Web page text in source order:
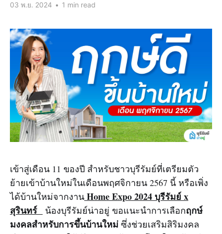
03 พ.ย. 2024 • 1 min read
เข้าสู่เดือน 11 ของปี สำหรับชาวบุรีรัมย์ที่เตรียมตัว
ย้ายเข้าบ้านใหม่ในเดือนพฤศจิกายน 2567 นี้ หรือเพิ่ง
ได้บ้านใหม่จากงาน Home Expo 2024 บุรีรัมย์ x
สุรินทร์
น้องบุรีรัมย์น่าอยู่ ขอแนะนำการเลือกฤกษ์
มงคลสำหรับการขึ้นบ้านใหม่ ซึ่งช่วยเสริมสิริมงคล